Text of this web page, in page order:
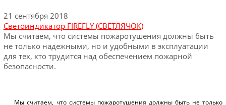
21 сентября 2018
Светоиндикатор FIREFLY (СВЕТЛЯЧОК)
Мы считаем, что системы пожаротушения должны быть
не только надежными, но и удобными в эксплуатации
для тех, кто трудится над обеспечением пожарной
безопасности.
Мы считаем, что системы пожаротушения должны быть не только